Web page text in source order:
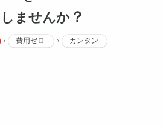
しませんか？
費用ゼロ カンタン